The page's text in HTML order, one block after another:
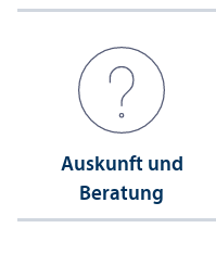
Auskunft und
Beratung